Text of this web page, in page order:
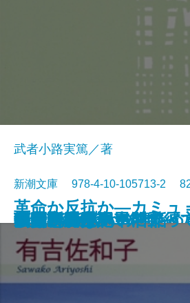
けものたちは故郷をめ
エロ事師たち
恋愛論
藤十郎の恋・恩讐の彼
華岡青洲の妻
地下室の手記
一千一秒物語
人斬り以蔵
革命か反抗か―カミュ
論争―
人生論・愛について
武者小路実篤／著
新潮文庫 978-4-10-105713-2
私は忘れない
夢判断〔上〕
夢判断〔下〕
金色夜叉
ペスト
李陵・山月記
マクベス
機械・春は馬車に乗っ
刺青・秘密
シーシュポスの神話